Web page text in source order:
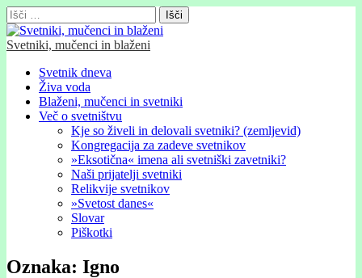
Išči:
Svetniki, mučenci in blaženi
Glavni
meni
Skip
content
Svetnik dneva
Živa voda
Blaženi, mučenci in svetniki
Več o svetništvu
Kje so živeli in delovali svetniki? (zemljevid)
Kongregacija za zadeve svetnikov
»Eksotična« imena ali svetniški zavetniki?
Naši prijatelji svetniki
Relikvije svetnikov
»Svetost danes«
Slovar
Piškotki
Oznaka: Igno